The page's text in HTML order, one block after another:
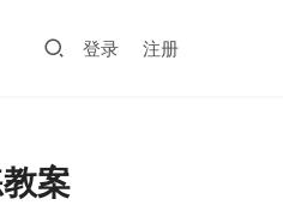
登录 注册
案